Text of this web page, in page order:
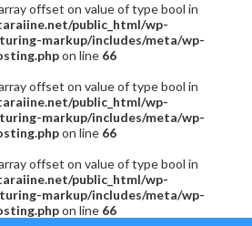
offset on value of type bool in
public_html/wp-
markup/includes/meta/wp-
on line 66
offset on value of type bool in
public_html/wp-
markup/includes/meta/wp-
on line 66
offset on value of type bool in
public_html/wp-
markup/includes/meta/wp-
on line 66